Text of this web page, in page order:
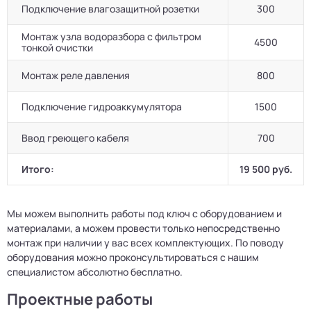
Подключение влагозащитной розетки 300
Монтаж узла водоразбора с фильтром
тонкой очистки
4500
Монтаж реле давления 800
Подключение гидроаккумулятора 1500
Ввод греющего кабеля 700
Итого: 19 500 руб.
Мы можем выполнить работы под ключ с оборудованием и
материалами, а можем провести только непосредственно
монтаж при наличии у вас всех комплектующих. По поводу
оборудования можно проконсультироваться с нашим
специалистом абсолютно бесплатно.
Проектные работы